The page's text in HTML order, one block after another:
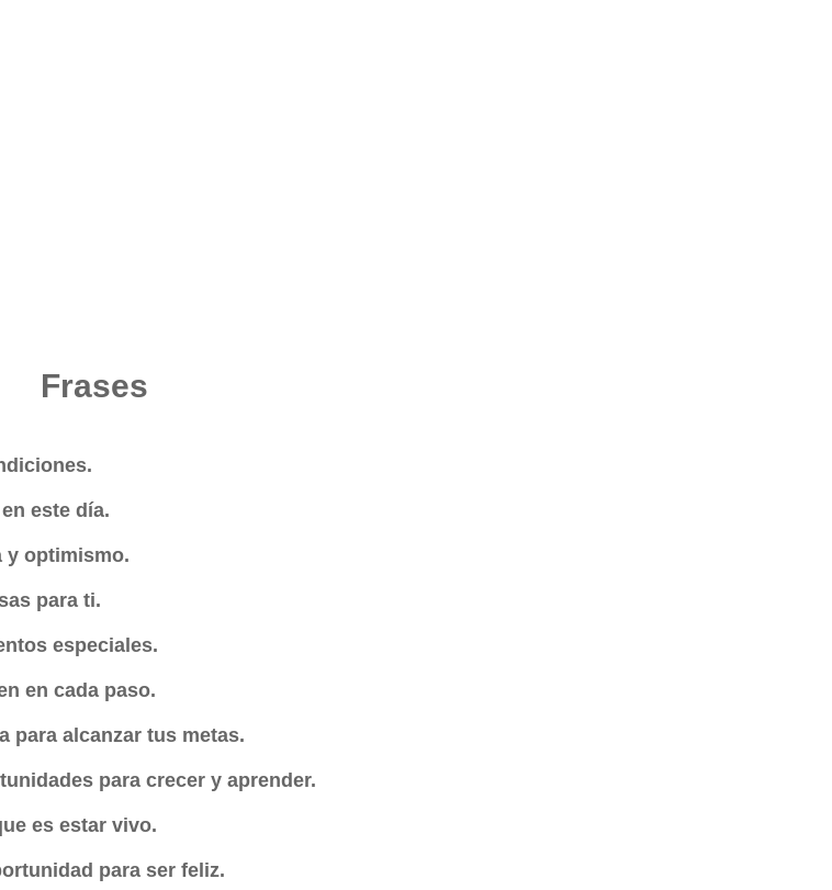
Frases
este día.
y optimismo.
para ti.
especiales.
en cada paso.
para alcanzar tus metas.
para crecer y aprender.
es estar vivo.
para ser feliz.